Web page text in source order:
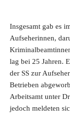
Insgesamt gab es
Aufseherinnen,
lag bei 25 Jahren.
der SS zur
Betrieben
Arbeitsamt unter
jedoch meldeten